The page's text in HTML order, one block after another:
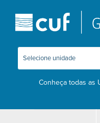
Conheça todas as